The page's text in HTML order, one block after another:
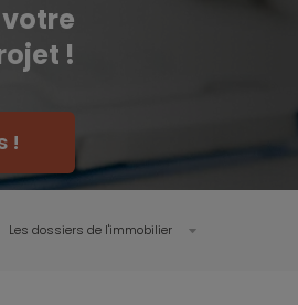
!
!
Les dossiers de l'immobilier